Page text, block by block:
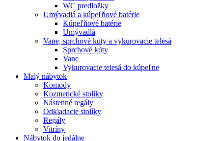
WC predložky
Umývadlá a kúpeľňové batérie
Kúpeľňové batérie
Umývadlá
Vane, sprchové kúty a vykurovacie telesá
Sprchové kúty
Vane
Vykurovacie telesá do kúpeľne
Malý nábytok
Komody
Kozmetické stolíky
Nástenné regály
Odkladacie stolíky
Regály
Vitríny
Nábytok do jedálne